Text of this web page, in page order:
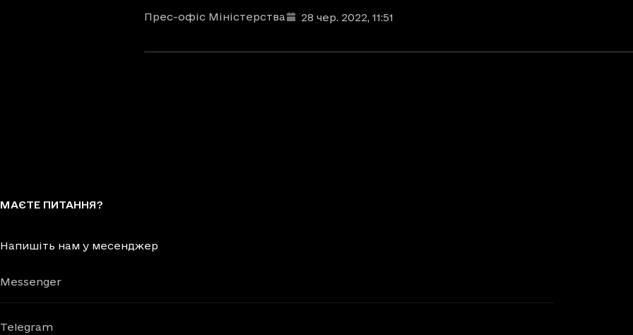
Автори
Прес-офіс Міністерства
Дата та час публікації: 28 чер. 2022, 11:51
МАЄТЕ ПИТАННЯ?
Напишіть нам у месенджер
Messenger
Telegram